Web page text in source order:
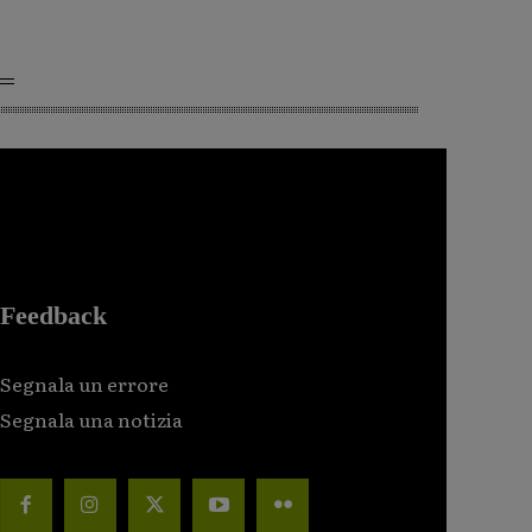
Feedback
Segnala un errore
Segnala una notizia